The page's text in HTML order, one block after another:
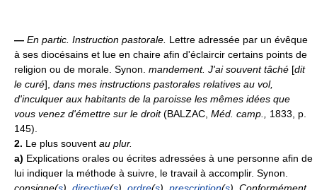
— En partic. Instruction pastorale. Lettre adressée par un évêque
à ses diocésains et lue en chaire afin d'éclaircir certains points de
religion ou de morale. Synon. mandement. J'ai souvent tâché [dit
le curé], dans mes instructions pastorales relatives au vol,
d'inculquer aux habitants de la paroisse les mêmes idées que
vous venez d'émettre sur le droit(BALZAC, Méd. camp., 1833, p.
145).
2. Le plus souvent au plur.
a) Explications orales ou écrites adressées à une personne afin de
lui indiquer la méthode à suivre, le travail à accomplir. Synon.